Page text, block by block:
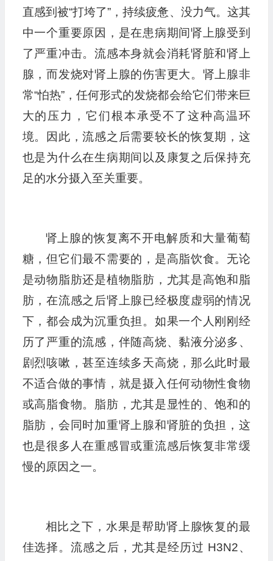
直感到被“打垮了”，持续疲惫、没力气。这其
中一个重要原因，是在患病期间肾上腺受到
了严重冲击。流感本身就会消耗肾脏和肾上
腺，而发烧对肾上腺的伤害更大。肾上腺非
常“怕热”，任何形式的发烧都会给它们带来巨
大的压力，它们根本承受不了这种高温环
境。因此，流感之后需要较长的恢复期，这
也是为什么在生病期间以及康复之后保持充
足的水分摄入至关重要。
肾上腺的恢复离不开电解质和大量葡萄
糖，但它们最不需要的，是高脂饮食。无论
是动物脂肪还是植物脂肪，尤其是高饱和脂
肪，在流感之后肾上腺已经极度虚弱的情况
下，都会成为沉重负担。如果一个人刚刚经
历了严重的流感，伴随高烧、黏液分泌多、
剧烈咳嗽，甚至连续多天高烧，那么此时最
不适合做的事情，就是摄入任何动物性食物
或高脂食物。脂肪，尤其是显性的、饱和的
脂肪，会同时加重肾上腺和肾脏的负担，这
也是很多人在重感冒或重流感后恢复非常缓
慢的原因之一。
相比之下，水果是帮助肾上腺恢复的最
佳选择。流感之后，尤其是经历过 H3N2、